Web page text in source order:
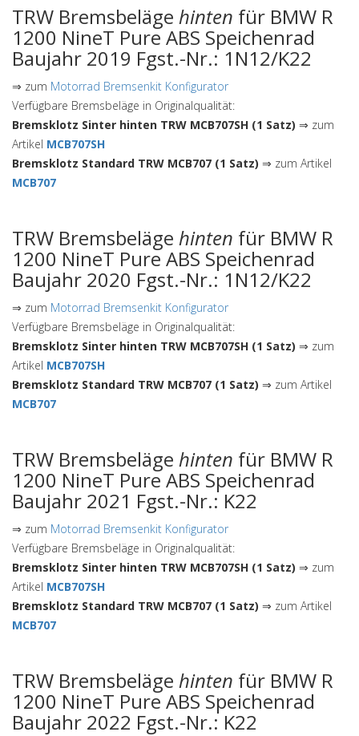
TRW Bremsbeläge hinten für BMW R
1200 NineT Pure ABS Speichenrad
Baujahr 2019 Fgst.-Nr.: 1N12/K22
⇒ zum Motorrad Bremsenkit Konfigurator
Verfügbare Bremsbeläge in Originalqualität:
Bremsklotz Sinter hinten TRW MCB707SH (1 Satz) ⇒ zum
Artikel MCB707SH
Bremsklotz Standard TRW MCB707 (1 Satz) ⇒ zum Artikel
MCB707
TRW Bremsbeläge hinten für BMW R
1200 NineT Pure ABS Speichenrad
Baujahr 2020 Fgst.-Nr.: 1N12/K22
⇒ zum Motorrad Bremsenkit Konfigurator
Verfügbare Bremsbeläge in Originalqualität:
Bremsklotz Sinter hinten TRW MCB707SH (1 Satz) ⇒ zum
Artikel MCB707SH
Bremsklotz Standard TRW MCB707 (1 Satz) ⇒ zum Artikel
MCB707
TRW Bremsbeläge hinten für BMW R
1200 NineT Pure ABS Speichenrad
Baujahr 2021 Fgst.-Nr.: K22
⇒ zum Motorrad Bremsenkit Konfigurator
Verfügbare Bremsbeläge in Originalqualität:
Bremsklotz Sinter hinten TRW MCB707SH (1 Satz) ⇒ zum
Artikel MCB707SH
Bremsklotz Standard TRW MCB707 (1 Satz) ⇒ zum Artikel
MCB707
TRW Bremsbeläge hinten für BMW R
1200 NineT Pure ABS Speichenrad
Baujahr 2022 Fgst.-Nr.: K22